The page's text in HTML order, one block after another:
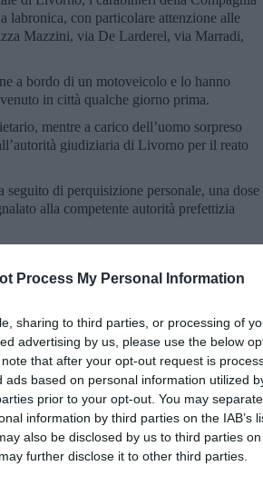
Process My Personal Information
sharing to third parties, or processing of
advertising by us, please use the below
that after your opt-out request is
based on personal information utilized
prior to your opt-out. You may
information by third parties on the IAB’s
also be disclosed by us to third parties
further disclose it to other third parties.
labronica, con particolare attenzione alle
Mazzini, via De Larderel, via Marradi,
a bordo di un motoveicolo e lo hanno
in città qualche giorno prima.
mentre a carico dell’uomo sorpreso
giudiziaria di Livorno per il reato
di perquisizione personale, una dose
alla competente autorità prefettizia
sia entrato in possesso del mezzo.
Newsletter QUInews - ToscanaMedia.
di posta.